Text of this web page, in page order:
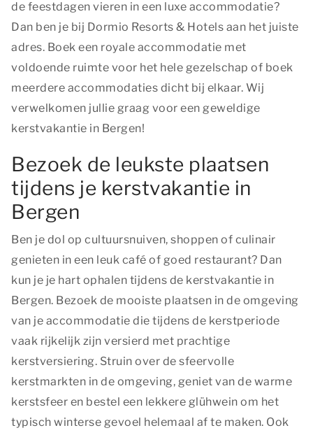
de feestdagen vieren in een luxe accommodatie?
Dan ben je bij Dormio Resorts & Hotels aan het juiste
adres. Boek een royale accommodatie met
voldoende ruimte voor het hele gezelschap of boek
meerdere accommodaties dicht bij elkaar. Wij
verwelkomen jullie graag voor een geweldige
kerstvakantie in Bergen!
Bezoek de leukste plaatsen
tijdens je kerstvakantie in
Bergen
Ben je dol op cultuursnuiven, shoppen of culinair
genieten in een leuk café of goed restaurant? Dan
kun je je hart ophalen tijdens de kerstvakantie in
Bergen. Bezoek de mooiste plaatsen in de omgeving
van je accommodatie die tijdens de kerstperiode
vaak rijkelijk zijn versierd met prachtige
kerstversiering. Struin over de sfeervolle
kerstmarkten in de omgeving, geniet van de warme
kerstsfeer en bestel een lekkere glühwein om het
typisch winterse gevoel helemaal af te maken. Ook